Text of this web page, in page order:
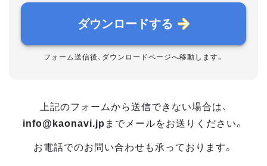
ダウンロードする
フォーム送信後、ダウンロードページへ移動します。
上記のフォームから送信できない場合は、
info@kaonavi.jp までメールをお送りください。
お電話でのお問い合わせも承っております。